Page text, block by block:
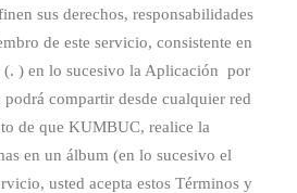
sus derechos, responsabilidades
de este servicio, consistente en
(. ) en lo sucesivo la Aplicación por
compartir desde cualquier red
de que KUMBUC, realice la
en un álbum (en lo sucesivo el
usted acepta estos Términos y